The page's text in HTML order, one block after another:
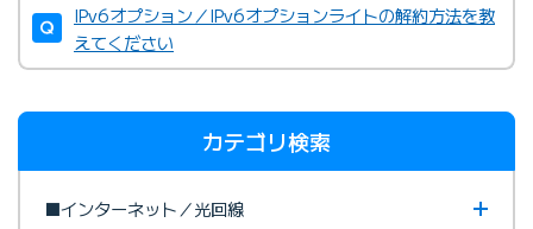
IPv6オプション／IPv6オプションライトの解約方法を教
えてください
カテゴリ検索
■インターネット／光回線